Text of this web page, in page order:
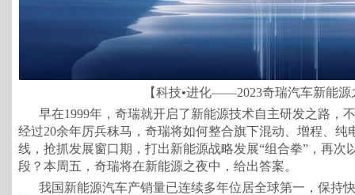
【科技•进化——2023奇瑞汽车新能源
早在1999年，奇瑞就开启了新能源技术自主研发之路，
经过20余年厉兵秣马，奇瑞将如何整合旗下混动、增程、纯
线，抢抓发展窗口期，打出新能源战略发展“组合拳”，再次
段？本周五，奇瑞将在新能源之夜中，给出答案。
我国新能源汽车产销量已连续多年位居全球第一，保持